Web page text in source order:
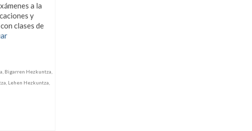
a la
y
clases de
Bigarren Hezkuntza
Lehen Hezkuntza